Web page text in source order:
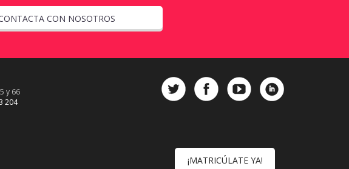
CON NOSOTROS
y 66
204
¡MATRICÚLATE YA!